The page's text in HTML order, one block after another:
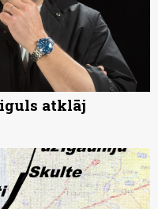
atklāj